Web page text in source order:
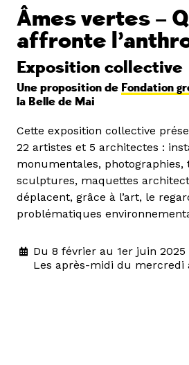
Âmes vertes –
affronte
Exposition collective
Une proposition de Fondation
la Belle de Mai
Cette exposition collective
22 artistes et 5 architectes :
monumentales, photographies,
sculptures, maquettes
déplacent, grâce à l’art, le
problématiques
Du 8 février au 1er juin 2025
Les après-midi du mercredi